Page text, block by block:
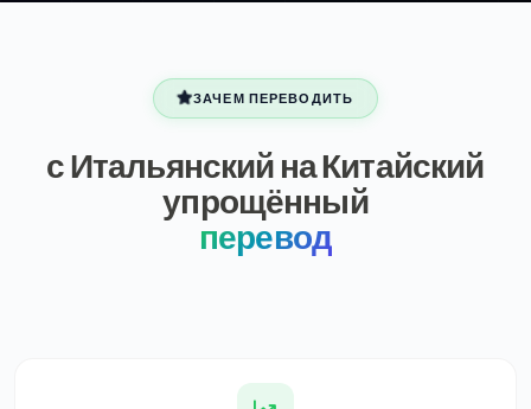
ЗАЧЕМ ПЕРЕВОДИТЬ
с Итальянский на Китайский
упрощённый
перевод